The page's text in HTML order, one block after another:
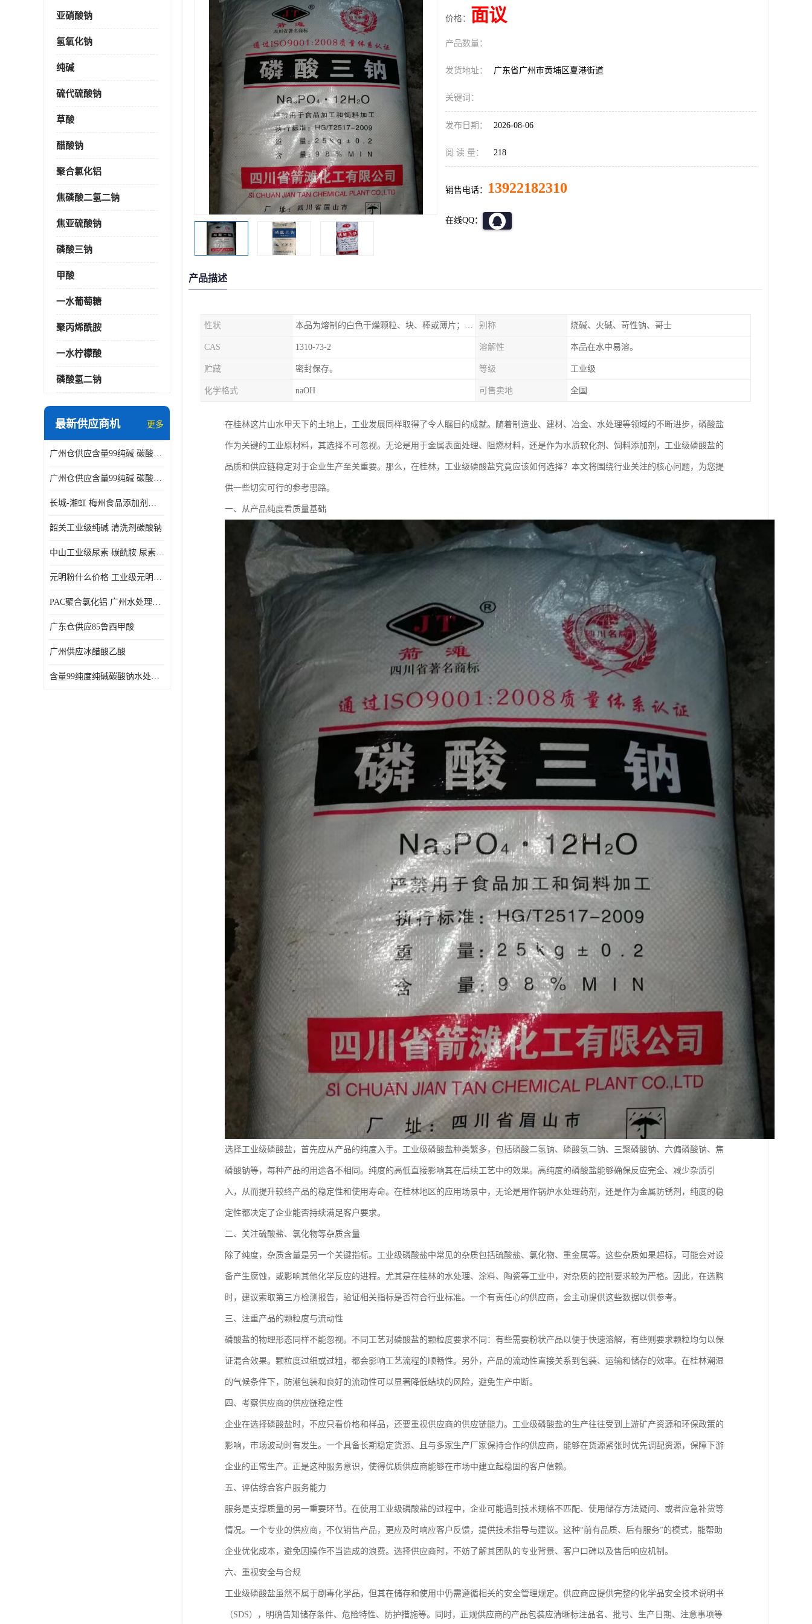
亚硝酸钠
氢氧化钠
纯碱
硫代硫酸钠
草酸
醋酸钠
聚合氯化铝
焦磷酸二氢二钠
焦亚硫酸钠
磷酸三钠
甲酸
一水葡萄糖
聚丙烯酰胺
一水柠檬酸
磷酸氢二钠
最新供应商机 更多
广州仓供应含量99纯碱 碳酸钠 工业级99含量水处理 酸类中和
广州仓供应含量99纯碱 碳酸钠 工业级99含量水处理 生活洗涤
长城-湘虹 梅州食品添加剂焦亚硫酸钠 作防腐剂
韶关工业级纯碱 清洗剂碳酸钠
中山工业级尿素 碳酰胺 尿素是一种高浓度氮肥
元明粉什么价格 工业级元明粉 无水硫酸钠 硫酸钠 合成洗涤剂的填充料
PAC聚合氯化铝 广州水处理药剂聚合氯化铝PAC 工业污水废水城镇生活污水的净化处理
广东仓供应85鲁西甲酸
广州供应冰醋酸乙酸
含量99纯度纯碱碳酸钠水处理剂
价格： 面议
产品数量：
发货地址： 广东省广州市黄埔区夏港街道
关键词：
发布日期： 2026-08-06
阅 读 量： 218
销售电话： 13922182310
在线QQ：
产品描述
性状 本品为熔制的白色干燥颗粒、块、棒或薄片；质坚脆。 别称 烧碱、火碱、苛性钠、哥士
CAS 1310-73-2 溶解性 本品在水中易溶。
贮藏 密封保存。 等级 工业级
化学格式 naOH 可售卖地 全国
在桂林这片山水甲天下的土地上，工业发展同样取得了令人瞩目的成就。随着制造业、建材、冶金、水处理等领域的不断进步，磷酸盐
作为关键的工业原材料，其选择不可忽视。无论是用于金属表面处理、阻燃材料，还是作为水质软化剂、饲料添加剂，工业级磷酸盐的
品质和供应链稳定对于企业生产至关重要。那么，在桂林，工业级磷酸盐究竟应该如何选择？本文将围绕行业关注的核心问题，为您提
供一些切实可行的参考思路。
一、从产品纯度看质量基础
选择工业级磷酸盐，首先应从产品的纯度入手。工业级磷酸盐种类繁多，包括磷酸二氢钠、磷酸氢二钠、三聚磷酸钠、六偏磷酸钠、焦
磷酸钠等，每种产品的用途各不相同。纯度的高低直接影响其在后续工艺中的效果。高纯度的磷酸盐能够确保反应完全、减少杂质引
入，从而提升较终产品的稳定性和使用寿命。在桂林地区的应用场景中，无论是用作锅炉水处理药剂，还是作为金属防锈剂，纯度的稳
定性都决定了企业能否持续满足客户要求。
二、关注硫酸盐、氯化物等杂质含量
除了纯度，杂质含量是另一个关键指标。工业级磷酸盐中常见的杂质包括硫酸盐、氯化物、重金属等。这些杂质如果超标，可能会对设
备产生腐蚀，或影响其他化学反应的进程。尤其是在桂林的水处理、涂料、陶瓷等工业中，对杂质的控制要求较为严格。因此，在选购
时，建议索取第三方检测报告，验证相关指标是否符合行业标准。一个有责任心的供应商，会主动提供这些数据以供参考。
三、注重产品的颗粒度与流动性
磷酸盐的物理形态同样不能忽视。不同工艺对磷酸盐的颗粒度要求不同：有些需要粉状产品以便于快速溶解，有些则要求颗粒均匀以保
证混合效果。颗粒度过细或过粗，都会影响工艺流程的顺畅性。另外，产品的流动性直接关系到包装、运输和储存的效率。在桂林潮湿
的气候条件下，防潮包装和良好的流动性可以显著降低结块的风险，避免生产中断。
四、考察供应商的供应链稳定性
企业在选择磷酸盐时，不应只看价格和样品，还要重视供应商的供应链能力。工业级磷酸盐的生产往往受到上游矿产资源和环保政策的
影响，市场波动时有发生。一个具备长期稳定货源、且与多家生产厂家保持合作的供应商，能够在货源紧张时优先调配资源，保障下游
企业的正常生产。正是这种服务意识，使得优质供应商能够在市场中建立起稳固的客户信赖。
五、评估综合客户服务能力
服务是支撑质量的另一重要环节。在使用工业级磷酸盐的过程中，企业可能遇到技术规格不匹配、使用储存方法疑问、或者应急补货等
情况。一个专业的供应商，不仅销售产品，更应及时响应客户反馈，提供技术指导与建议。这种“前有品质、后有服务”的模式，能帮助
企业优化成本，避免因操作不当造成的浪费。选择供应商时，不妨了解其团队的专业背景、客户口碑以及售后响应机制。
六、重视安全与合规
工业级磷酸盐虽然不属于剧毒化学品，但其在储存和使用中仍需遵循相关的安全管理规定。供应商应提供完整的化学品安全技术说明书
（SDS），明确告知储存条件、危险特性、防护措施等。同时，正规供应商的产品包装应清晰标注品名、批号、生产日期、注意事项等